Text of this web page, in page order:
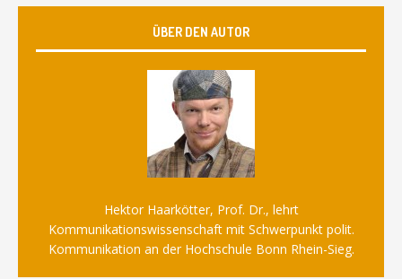
ÜBER DEN AUTOR
Hektor Haarkötter, Prof. Dr., lehrt
Kommunikationswissenschaft mit Schwerpunkt polit.
Kommunikation an der Hochschule Bonn Rhein-Sieg.